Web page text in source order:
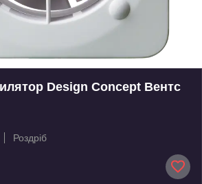
Design Concept Вентс
Роздріб